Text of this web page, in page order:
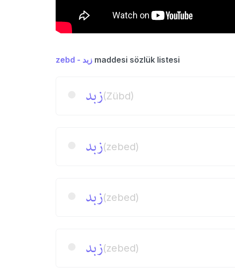
zebd - زبد maddesi sözlük listesi
زبد(Zübd)
زبد(zebed)
زبد(zebed)
زبد(zebed)